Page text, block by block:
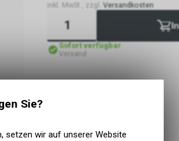
inkl. MwSt., zzgl. Versandkosten
Sofort verfügbar
Versand
Sie?
setzen wir auf unserer Website